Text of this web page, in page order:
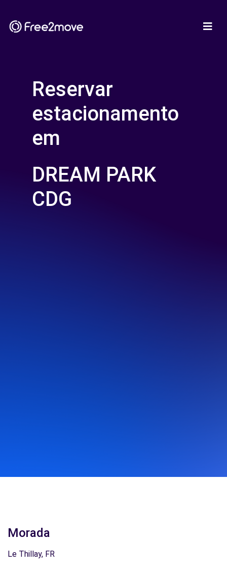
Reservar
estacionamento
em
DREAM PARK
CDG
Morada
Le Thillay, FR